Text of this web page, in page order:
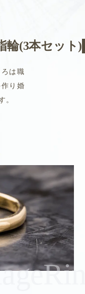
輪(3本セット)
は職
り婚
。